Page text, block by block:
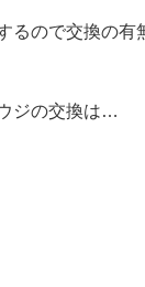
るので交換の有
ジの交換は…